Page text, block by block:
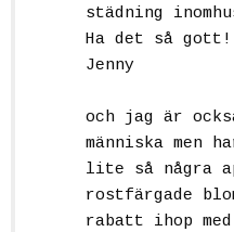
städning
Ha det så gott!
Jenny
och jag är
människa men
lite så några
rostfärgade
rabatt ihop